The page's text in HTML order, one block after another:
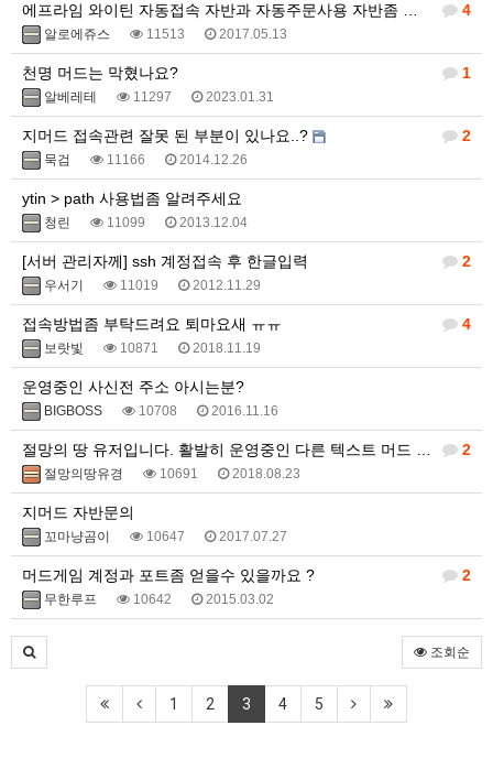
4
에프라임 와이틴 자동접속 자반과 자동주문사용 자반좀 봐주세요
알로에쥬스 11513 2017.05.13
1
천명 머드는 막혔나요?
알베레테 11297 2023.01.31
2
지머드 접속관련 잘못 된 부분이 있나요..?
묵검 11166 2014.12.26
ytin > path 사용법좀 알려주세요
청린 11099 2013.12.04
2
[서버 관리자께] ssh 계정접속 후 한글입력
우서기 11019 2012.11.29
4
접속방법좀 부탁드려요 퇴마요새 ㅠㅠ
보랏빛 10871 2018.11.19
운영중인 사신전 주소 아시는분?
BIGBOSS 10708 2016.11.16
2
절망의 땅 유저입니다. 활발히 운영중인 다른 텍스트 머드 게임 있나요?
절망의땅유경 10691 2018.08.23
지머드 자반문의
꼬마냥곰이 10647 2017.07.27
2
머드게임 계정과 포트좀 얻을수 있을까요 ?
무한루프 10642 2015.03.02
조회순
1 2 3 4 5